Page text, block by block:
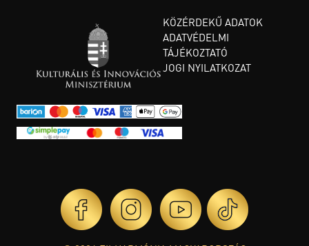
KÖZÉRDEKŰ ADATOK
ADATVÉDELMI
TÁJÉKOZTATÓ
JOGI NYILATKOZAT